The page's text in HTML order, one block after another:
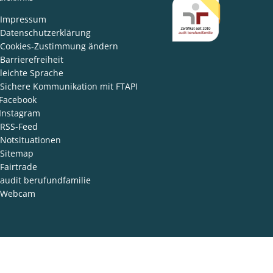
Impressum
Datenschutzerklärung
Cookies-Zustimmung ändern
Barrierefreiheit
leichte Sprache
Sichere Kommunikation mit FTAPI
Facebook
Instagram
RSS-Feed
Notsituationen
Sitemap
Fairtrade
audit berufundfamilie
Webcam